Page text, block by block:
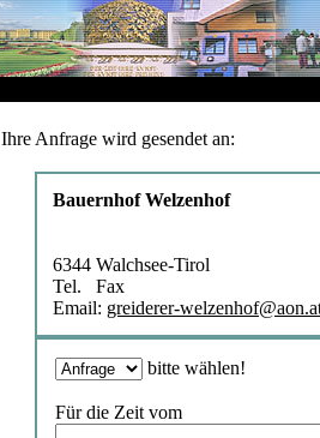
Ihre Anfrage wird gesendet an:
Bauernhof Welzenhof
6344 Walchsee-Tirol
Tel. Fax
Email: greiderer-
bitte wählen!
Für die Zeit vom